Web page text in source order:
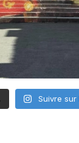
Suivre sur